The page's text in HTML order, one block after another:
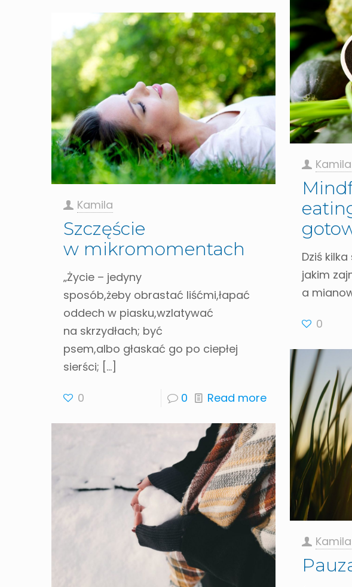
Kamila
Dziś
jakim
a
0
Kamila
Szczęście
w mikromomentach
„Życie – jedyny
sposób,żeby obrastać liśćmi,łapać
oddech w piasku,wzlatywać
na skrzydłach; być
psem,albo głaskać go po ciepłej
sierści; […]
0 0 Read more
Kamila